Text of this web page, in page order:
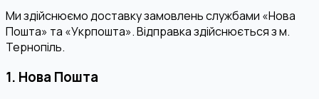
Ми здійснюємо доставку замовлень службами «Нова
Пошта» та «Укрпошта». Відправка здійснюється з м.
Тернопіль.
1. Нова Пошта